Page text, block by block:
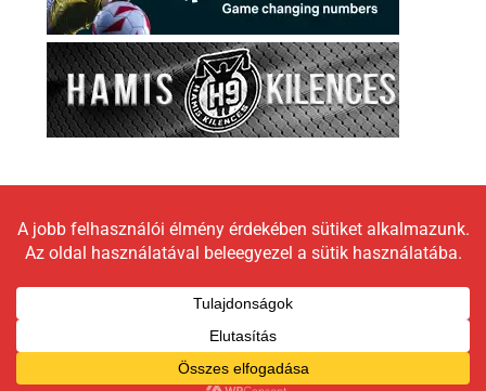
Állásfoglalás
Adatkezelési tájékoztató